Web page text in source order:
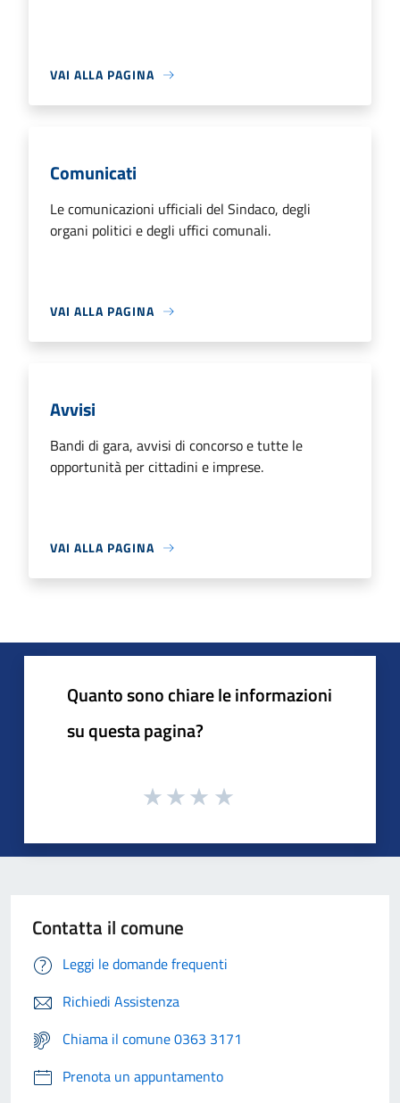
VAI ALLA PAGINA
Comunicati
Le comunicazioni ufficiali del Sindaco, degli
organi politici e degli uffici comunali.
VAI ALLA PAGINA
Avvisi
Bandi di gara, avvisi di concorso e tutte le
opportunità per cittadini e imprese.
VAI ALLA PAGINA
Quanto sono chiare le informazioni
su questa pagina?
Contatta il comune
Leggi le domande frequenti
Richiedi Assistenza
Chiama il comune 0363 3171
Prenota un appuntamento